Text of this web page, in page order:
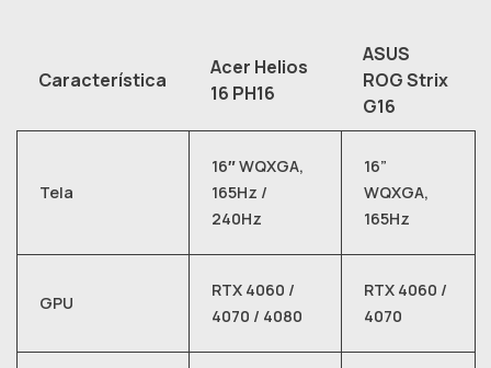
Característica
Acer Helios
16 PH16
ASUS
ROG Strix
G16
Tela
16″ WQXGA,
165Hz /
240Hz
16”
WQXGA,
165Hz
GPU
RTX 4060 /
4070 / 4080
RTX 4060 /
4070